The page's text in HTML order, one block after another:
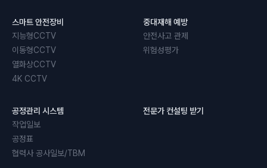
스마트 안전장비
지능형CCTV
이동형CCTV
열화상CCTV
4K CCTV
중대재해 예방
안전사고 관제
위험성평가
공정관리 시스템
작업일보
공정표
협력사 공사일보/TBM
전문가 컨설팅 받기